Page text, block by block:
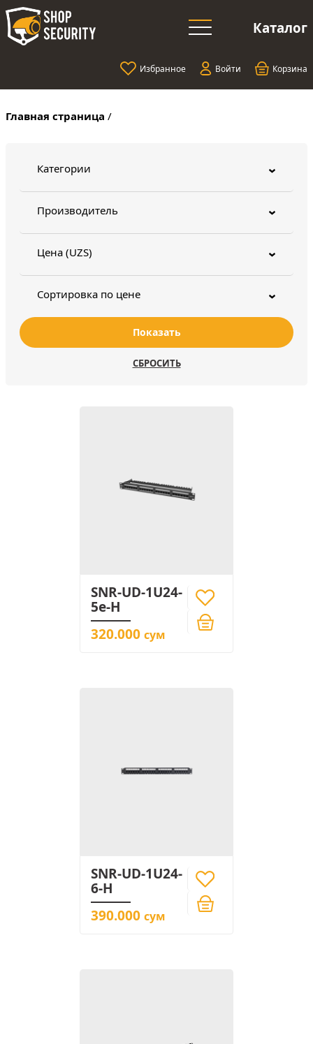
Каталог
Избранное Войти Корзина
Главная страница /
Категории ›
Производитель ›
Цена (UZS) ›
Сортировка по цене ›
Показать
СБРОСИТЬ
SNR-UD-1U24-
5e-H
320.000 сум
SNR-UD-1U24-
6-H
390.000 сум